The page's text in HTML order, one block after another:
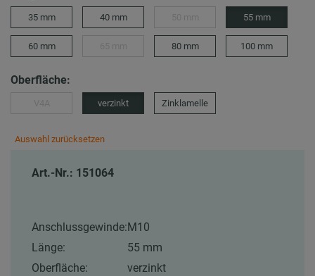
35 mm 40 mm 55 mm
60 mm 80 mm 100 mm
Oberfläche:
verzinkt Zinklamelle
Auswahl zurücksetzen
Art.-Nr.: 151064
Anschlussgewinde:M10
Länge:
55 mm
Oberfläche:
verzinkt